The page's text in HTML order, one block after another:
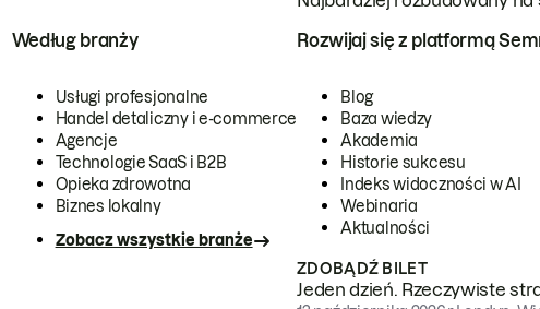
Według branży
Usługi profesjonalne
Handel detaliczny i e-commerce
Agencje
Technologie SaaS i B2B
Opieka zdrowotna
Biznes lokalny
Zobacz wszystkie branże
Rozwijaj się z platformą
Blog
Baza wiedzy
Akademia
Historie sukcesu
Indeks widoczności w AI
Webinaria
Aktualności
ZDOBĄDŹ BILET
Jeden dzień. Rzeczywiste